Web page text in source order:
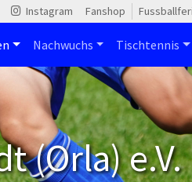
Instagram Fanshop
Nachwuchs Tischtennis
(Orla) e.V.